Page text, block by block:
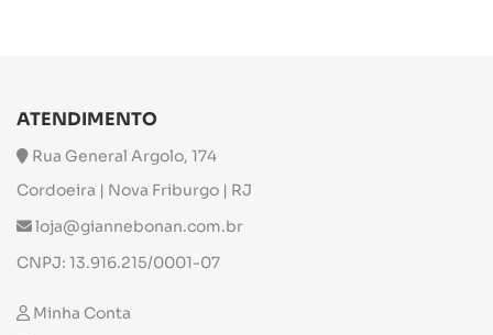
ATENDIMENTO
Rua General Argolo, 174
Cordoeira | Nova Friburgo | RJ
loja@giannebonan.com.br
CNPJ: 13.916.215/0001-07
Minha Conta